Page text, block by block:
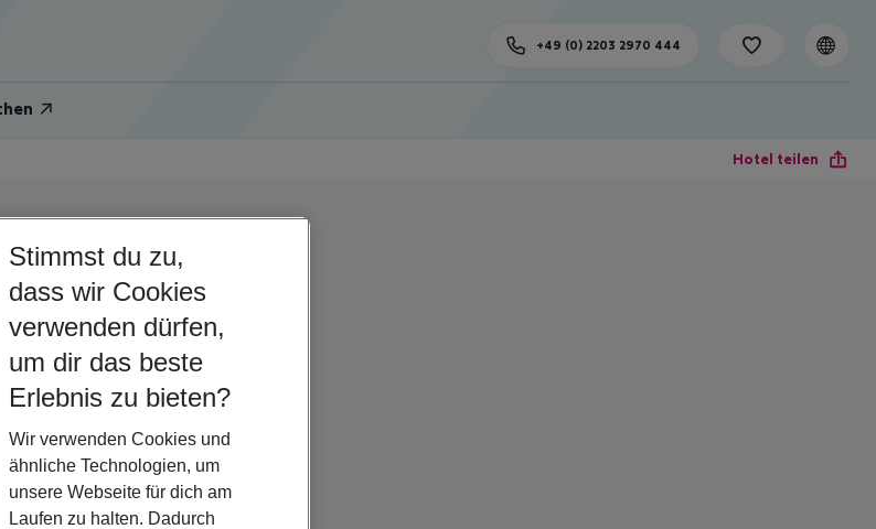
+49 (0) 2203 2970 444
Hotel teilen
Stimmst du zu,
dass wir Cookies
verwenden dürfen,
um dir das beste
Erlebnis zu bieten?
Wir verwenden Cookies und
ähnliche Technologien, um
unsere Webseite für dich am
Laufen zu halten. Dadurch